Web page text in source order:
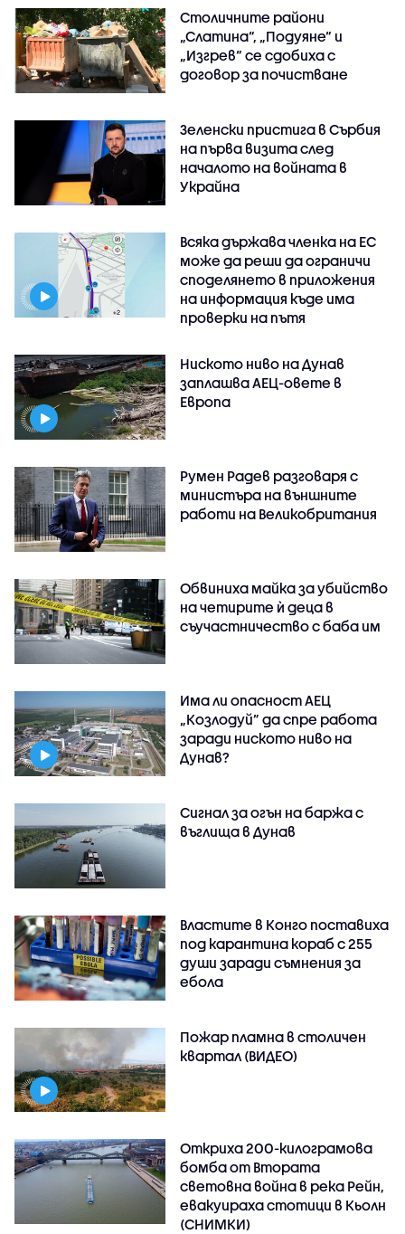
Столичните райони
„Слатина“, „Подуяне“ и
„Изгрев“ се сдобиха с
договор за почистване
Зеленски пристига в Сърбия
на първа визита след
началото на войната в
Украйна
Всяка държава членка на ЕС
може да реши да ограничи
споделянето в приложения
на информация къде има
проверки на пътя
Ниското ниво на Дунав
заплашва АЕЦ-овете в
Европа
Румен Радев разговаря с
министъра на външните
работи на Великобритания
Обвиниха майка за убийство
на четирите ѝ деца в
съучастничество с баба им
Има ли опасност АЕЦ
„Козлодуй” да спре работа
заради ниското ниво на
Дунав?
Сигнал за огън на баржа с
въглища в Дунав
Властите в Конго поставиха
под карантина кораб с 255
души заради съмнения за
ебола
Пожар пламна в столичен
квартал (ВИДЕО)
Откриха 200-килограмова
бомба от Втората
световна война в река Рейн,
евакуираха стотици в Кьолн
(СНИМКИ)